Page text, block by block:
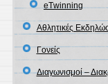
eΤwinning
Αθλητικές
Γονείς
Διαγωνισμοί –